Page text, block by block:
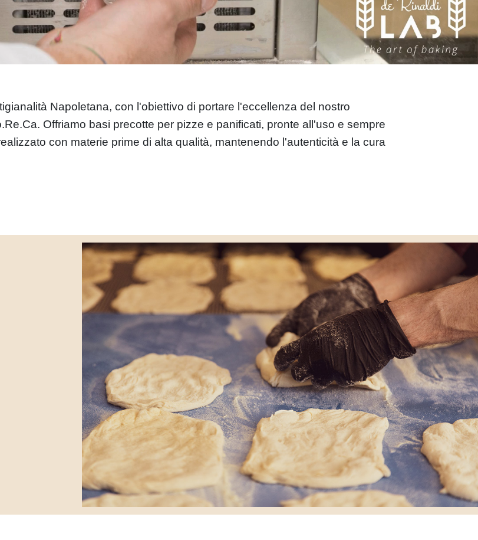
Napoletana, con l'obiettivo di portare l'eccellenza del nostro
Offriamo basi precotte per pizze e panificati, pronte all'uso e sempre
con materie prime di alta qualità, mantenendo l'autenticità e la cura